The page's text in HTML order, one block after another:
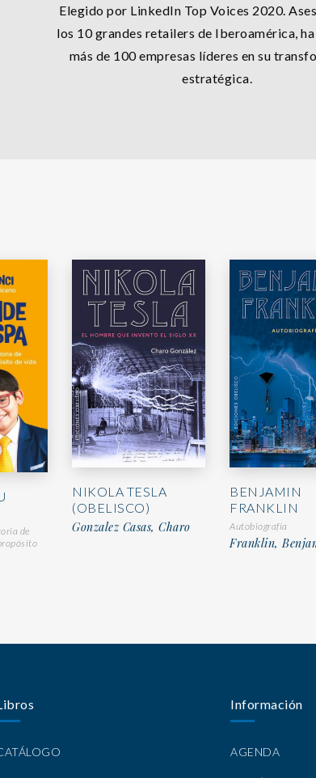
Elegido por LinkedIn Top Voices 2020.
los 10 grandes retailers de Iberoamérica,
más de 100 empresas líderes en su
estratégica.
de
NIKOLA TESLA
(OBELISCO)
Gonzalez Casas, Charo
BENJAMIN
FRANKLIN
Autobiografía
Franklin,
Información
AGENDA